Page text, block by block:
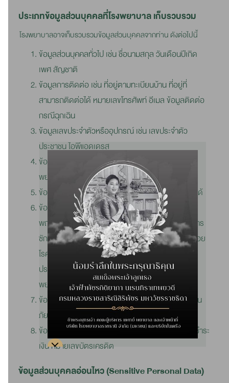
ประเภทข้อมูลส่วนบุคคลที่โรงพยาบาล เก็บรวบรวม
โรงพยาบาลอาจเก็บรวบรวมข้อมูลส่วนบุคคลจากท่าน ดังต่อไปนี้
ข้อมูลส่วนบุคคลทั่วไป เช่น ชื่อนามสกุล วันเดือนปีเกิด
เพศ สัญชาติ
ข้อมูลการติดต่อ เช่น ที่อยู่ตามทะเบียนบ้าน ที่อยู่ที่
สามารถติดต่อได้ หมายเลขโทรศัพท์ อีเมล ข้อมูลติดต่อ
กรณีฉุกเฉิน
ข้อมูลเลขประจำตัวหรืออุปกรณ์ เช่น เลขประจำตัว
ประชาชน ไอพีแอดเดรส
ข้อมูลพิสูจน์ตัวตนเพื่อเข้าใช้งานแอปพลิเคชันของโรง
พยาบาล เช่น ชื่อผู้ใช้งาน รหัสผ่าน
ข้อมูลรูปภาพหรือวิดีโอที่เห็นใบหน้าหรือระบุตัวบุคคลได้
ข้อมูลอ่อนไหว เช่น เชื้อชาติ ศาสนา ข้อมูลพันธุกรรม
พฤติกรรมทางเพศ รวมถึงข้อมูลสุขภาพ เช่น ข้อมูลการ
ซักประวัติและการตรวจ ร่างกายโดยแพทย์ ภาพถ่ายรอย
โรค ภาพถ่ายรังสี ผลการวินิจฉัย ประวัติการรักษา
ประวัติการใช้ยา ใบสั่งยา ใบนัดแพทย์ ใบแจ้งค่ารักษา
พยาบาล
ข้อมูลสิทธิการรักษาพยาบาล ประกันสุขภาพและประกัน
ภัย หมายเลขกรมธรรม์
ข้อมูลการชำระค่าบริการ เช่น วิธีชำระเงิน ประวัติการชำระ
เงิน หมายเลขบัตรเครดิต
ข้อมูลส่วนบุคคลอ่อนไหว (Sensitive Personal Data)